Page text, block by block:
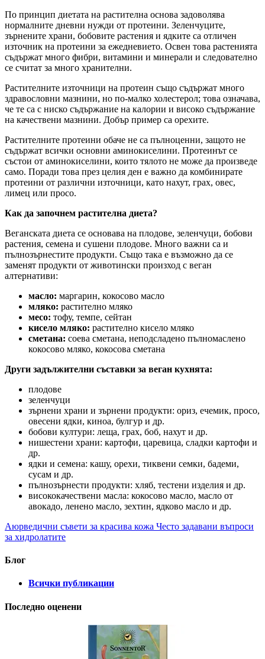
По принцип диетата на растителна основа задоволява
нормалните дневни нужди от протеини. Зеленчуците,
зърнените храни, бобовите растения и ядките са отличен
източник на протеини за ежедневието. Освен това растенията
съдържат много фибри, витамини и минерали и следователно
се считат за много хранителни.
Растителните източници на протеин също съдържат много
здравословни мазнини, но по-малко холестерол; това означава,
че те са с ниско съдържание на калории и високо съдържание
на качествени мазнини. Добър пример са орехите.
Растителните протеини обаче не са пълноценни, защото не
съдържат всички основни аминокиселини. Протеинът се
състои от аминокиселини, които тялото не може да произведе
само. Поради това през целия ден е важно да комбинирате
протеини от различни източници, като нахут, грах, овес,
лимец или просо.
Как да започнем растителна диета?
Веганската диета се основава на плодове, зеленчуци, бобови
растения, семена и сушени плодове. Много важни са и
пълнозърнестите продукти. Също така е възможно да се
заменят продукти от животински произход с веган
алтернативи:
масло: маргарин, кокосово масло
мляко: растително мляко
месо: тофу, темпе, сейтан
кисело мляко: растително кисело мляко
сметана: соева сметана, неподсладено пълномаслено
кокосово мляко, кокосова сметана
Други задължителни съставки за веган кухнята:
плодове
зеленчуци
зърнени храни и зърнени продукти: ориз, ечемик, просо,
овесени ядки, киноа, булгур и др.
бобови култури: леща, грах, боб, нахут и др.
нишестени храни: картофи, царевица, сладки картофи и
др.
ядки и семена: кашу, орехи, тиквени семки, бадеми,
сусам и др.
пълнозърнести продукти: хляб, тестени изделия и др.
висококачествени масла: кокосово масло, масло от
авокадо, ленено масло, зехтин, ядково масло и др.
Аюрведични съвети за красива кожа Често задавани въпроси
за хидролатите
Блог
Всички публикации
Последно оценени